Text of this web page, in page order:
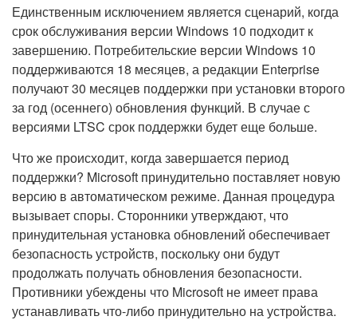
Единственным исключением является сценарий, когда
срок обслуживания версии Windows 10 подходит к
завершению. Потребительские версии Windows 10
поддерживаются 18 месяцев, а редакции Enterprise
получают 30 месяцев поддержки при установки второго
за год (осеннего) обновления функций. В случае с
версиями LTSC срок поддержки будет еще больше.
Что же происходит, когда завершается период
поддержки? Microsoft принудительно поставляет новую
версию в автоматическом режиме. Данная процедура
вызывает споры. Сторонники утверждают, что
принудительная установка обновлений обеспечивает
безопасность устройств, поскольку они будут
продолжать получать обновления безопасности.
Противники убеждены что Microsoft не имеет права
устанавливать что-либо принудительно на устройства.